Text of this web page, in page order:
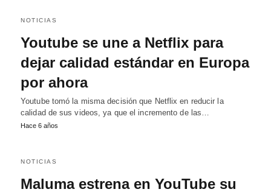
NOTICIAS
Youtube se une a Netflix para
dejar calidad estándar en Europa
por ahora
Youtube tomó la misma decisión que Netflix en reducir la
calidad de sus videos, ya que el incremento de las…
Hace 6 años
NOTICIAS
Maluma estrena en YouTube su